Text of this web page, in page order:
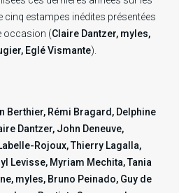
cinq estampes inédites présentées
occasion (Claire Dantzer, myles,
Eglé Vismante).
Berthier, Rémi Bragard, Delphine
Dantzer, John Deneuve,
Rojoux, Thierry Lagalla,
Levisse, Myriam Mechita, Tania
myles, Bruno Peinado, Guy de
EN COURS